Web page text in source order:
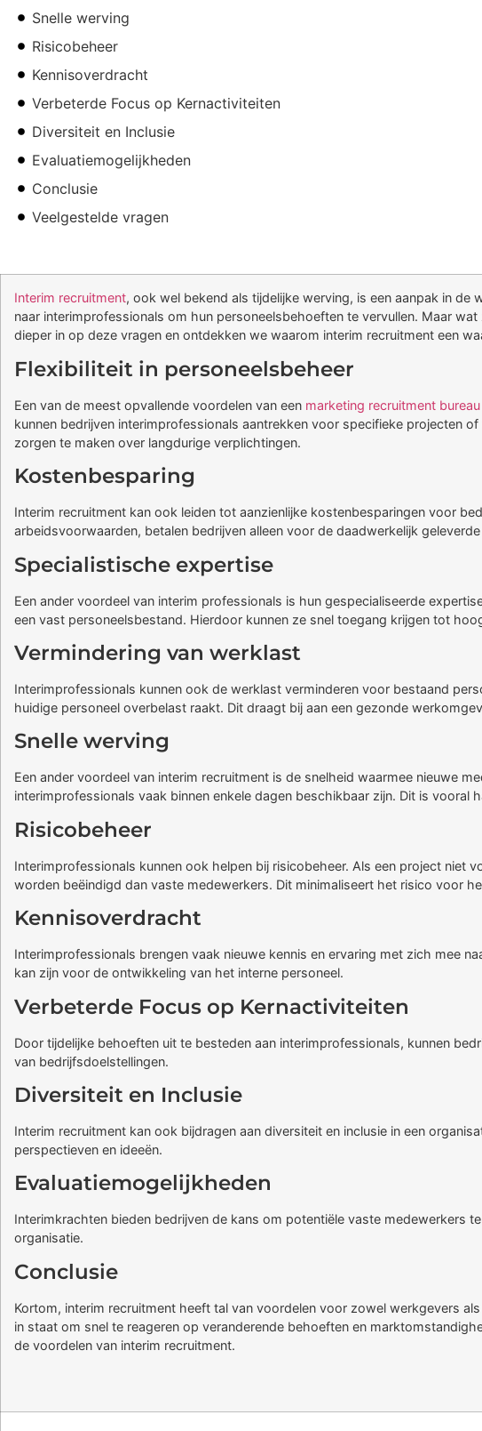
Snelle werving
Risicobeheer
Kennisoverdracht
Verbeterde Focus op Kernactiviteiten
Diversiteit en Inclusie
Evaluatiemogelijkheden
Conclusie
Veelgestelde vragen
Interim recruitment, ook wel bekend als tijdelijke werving, is een aanpak in
naar interimprofessionals om hun personeelsbehoeften te vervullen. Maar
dieper in op deze vragen en ontdekken we waarom interim recruitment een
Flexibiliteit in personeelsbeheer
Een van de meest opvallende voordelen van een marketing recruitment bureau
kunnen bedrijven interimprofessionals aantrekken voor specifieke projecten
zorgen te maken over langdurige verplichtingen.
Kostenbesparing
Interim recruitment kan ook leiden tot aanzienlijke kostenbesparingen voor
arbeidsvoorwaarden, betalen bedrijven alleen voor de daadwerkelijk
Specialistische expertise
Een ander voordeel van interim professionals is hun gespecialiseerde
een vast personeelsbestand. Hierdoor kunnen ze snel toegang krijgen tot
Vermindering van werklast
Interimprofessionals kunnen ook de werklast verminderen voor bestaand
huidige personeel overbelast raakt. Dit draagt bij aan een gezonde
Snelle werving
Een ander voordeel van interim recruitment is de snelheid waarmee nieuwe
interimprofessionals vaak binnen enkele dagen beschikbaar zijn. Dit is vooral
Risicobeheer
Interimprofessionals kunnen ook helpen bij risicobeheer. Als een project niet
worden beëindigd dan vaste medewerkers. Dit minimaliseert het risico voor
Kennisoverdracht
Interimprofessionals brengen vaak nieuwe kennis en ervaring met zich mee
kan zijn voor de ontwikkeling van het interne personeel.
Verbeterde Focus op Kernactiviteiten
Door tijdelijke behoeften uit te besteden aan interimprofessionals, kunnen
van bedrijfsdoelstellingen.
Diversiteit en Inclusie
Interim recruitment kan ook bijdragen aan diversiteit en inclusie in een
perspectieven en ideeën.
Evaluatiemogelijkheden
Interimkrachten bieden bedrijven de kans om potentiële vaste medewerkers
organisatie.
Conclusie
Kortom, interim recruitment heeft tal van voordelen voor zowel werkgevers
in staat om snel te reageren op veranderende behoeften en
de voordelen van interim recruitment.